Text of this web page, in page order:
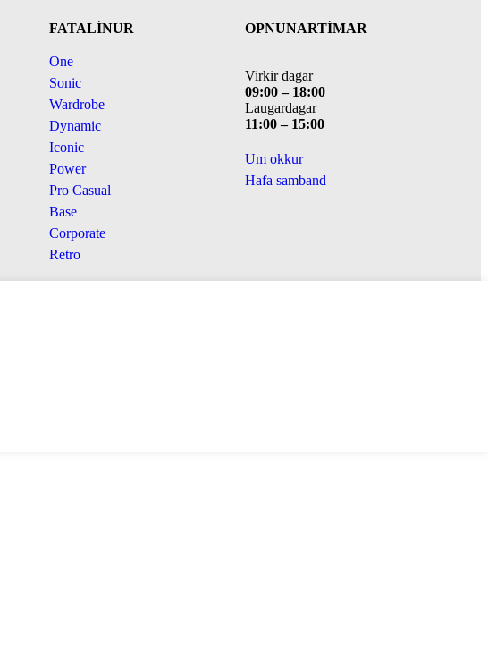
FATALÍNUR
One
Sonic
Wardrobe
Dynamic
Iconic
Power
Pro Casual
Base
Corporate
Retro
OPNUNARTÍMAR
Virkir dagar
09:00 – 18:00
Laugardagar
11:00 – 15:00
Um okkur
Hafa samband